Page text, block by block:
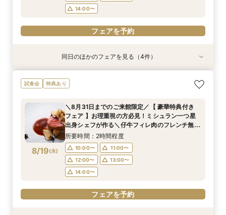
フェアを予約
フェアを予約
フェアを予約
14:00〜
フェアを予約
特典あり
8/18(火)
＼8月31日までのご来館限定／【 豪華特典付き
フェア 】お理重視の方必見！ミシュラン一つ星
試食／ 不安解消* お2人安心相談会も◎
所要時間：2時間程度
15:00〜
16:00〜
17:00〜
18:00〜
19:00〜
フェアを予約
特典あり
8/18(火)
【限定BIGフェア】お料理重視の方必見！ ミシュ
ラン一つ星出身シェフが作る 仔牛フィレ肉のフ
談会も
所要時間：2時間程度
10:00〜
11:00〜
12:00〜
13:00〜
14:00〜
フェアを予約
特典あり
8/18(火)
【限定BIGフェア】お料理重視の方必見！ ミシュ
ラン一つ星出身シェフが作る 仔牛フィレ肉のフ
談会も
所要時間：2時間程度
15:00〜
16:00〜
17:00〜
18:00〜
19:00〜
フェアを予約
特典あり
8/18(火)
【お仕事帰りのお二人へ♪】美食フレンチも食べ
れる、90分クイック相談会！
18:00〜
19:00〜
20:00〜
フェアを予約
同日のほかのフェアを見る（4件）
試食会 特典あり
8/19(水)
＼8月31日までのご来館限定／【 豪華特典付き
フェア 】お理重視の方必見！ミシュラン一つ星
出身シェフが作る＼仔牛フィレ肉のフレンチ無料
試食／ 不安解消* お2人安心相談会も◎
所要時間：2時間程度
10:00〜
11:00〜
12:00〜
13:00〜
14:00〜
フェアを予約